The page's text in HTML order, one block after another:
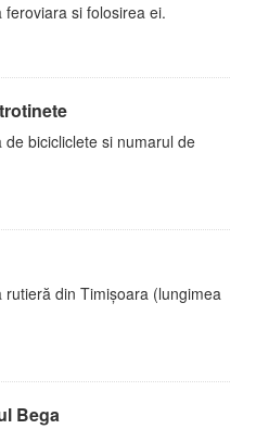
si folosirea ei.
bicicliclete si numarul de
din Timișoara (lungimea
Bega